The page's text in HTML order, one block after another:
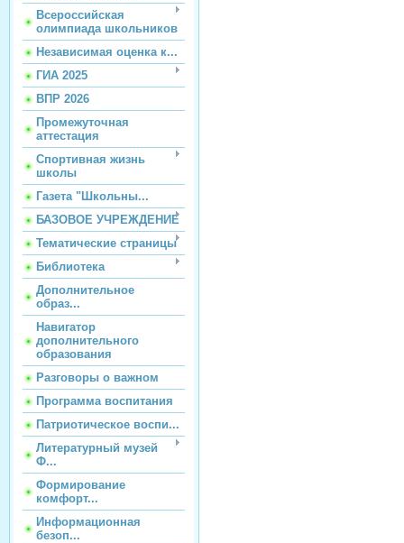
Всероссийская
олимпиада школьников
Независимая оценка к...
ГИА 2025
ВПР 2026
Промежуточная
аттестация
Спортивная жизнь
школы
Газета "Школьны...
БАЗОВОЕ УЧРЕЖДЕНИЕ
Тематические страницы
Библиотека
Дополнительное
образ...
Навигатор
дополнительного
образования
Разговоры о важном
Программа воспитания
Патриотическое воспи...
Литературный музей
Ф...
Формирование
комфорт...
Информационная
безоп...